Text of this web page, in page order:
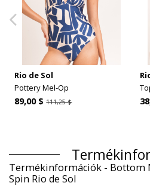
Rio de Sol
Pottery Mel-Op
89,00 $111,25 $
Termékinformációk - Bottom
Spin Rio de Sol